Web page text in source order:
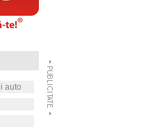
auto